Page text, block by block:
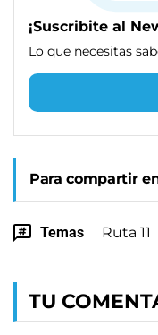
¡Suscribite al
Lo que necesitas
Para compartir
Temas Ruta 11
TU